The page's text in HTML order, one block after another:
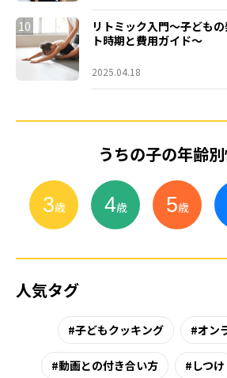
10
リトミック入門～子ども
ト時期と費用ガイド～
2025.04.18
うちの子の年齢
3歳 4歳 5歳
人気タグ
子どもクッキング オン
動画との付き合い方 しつけ